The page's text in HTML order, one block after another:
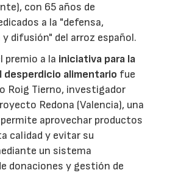
con 65 años de
a la "defensa,
difusión" del arroz español.
premio a la iniciativa para la
desperdicio alimentario fue
Roig Tierno, investigador
Redona (Valencia), una
aprovechar productos
calidad y evitar su
un sistema
donaciones y gestión de